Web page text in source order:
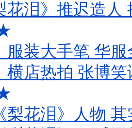
花泪》推迟造人
服装大手笔 华
横店热拍 张博
梨花泪》人物